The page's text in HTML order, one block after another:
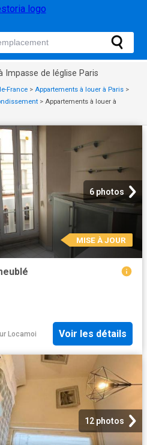
Impasse de léglise Paris
France > Appartements à louer à Paris >
> Appartements à louer à
6 photos
MISE À JOUR
Locamoi Voir les détails
12 photos